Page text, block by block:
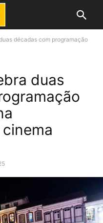
décadas com programação
duas